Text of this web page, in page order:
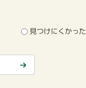
見つけにくかった